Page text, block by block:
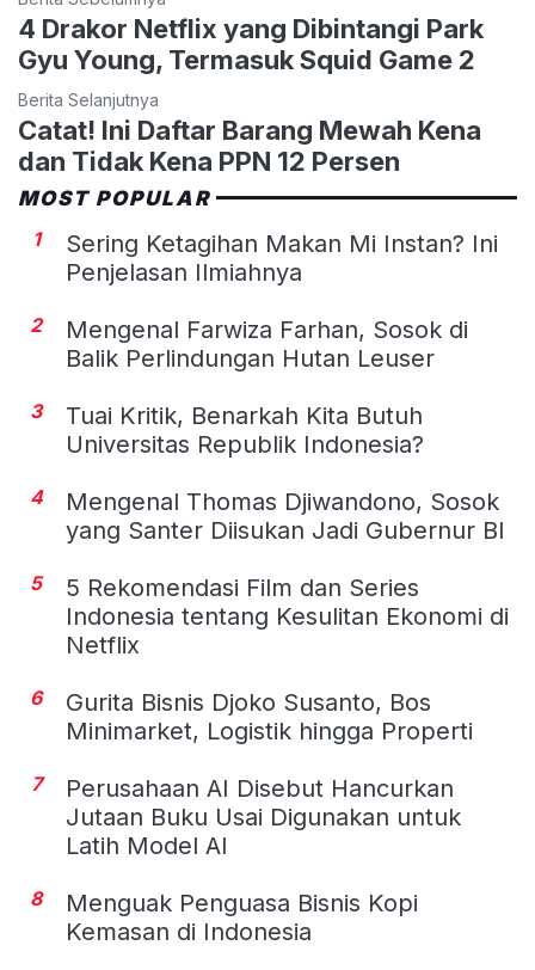
4 Drakor Netflix yang Dibintangi Park
Gyu Young, Termasuk Squid Game 2
Berita Selanjutnya
Catat! Ini Daftar Barang Mewah Kena
dan Tidak Kena PPN 12 Persen
MOST POPULAR
1
Sering Ketagihan Makan Mi Instan? Ini
Penjelasan Ilmiahnya
2
Mengenal Farwiza Farhan, Sosok di
Balik Perlindungan Hutan Leuser
3
Tuai Kritik, Benarkah Kita Butuh
Universitas Republik Indonesia?
4
Mengenal Thomas Djiwandono, Sosok
yang Santer Diisukan Jadi Gubernur BI
5
5 Rekomendasi Film dan Series
Indonesia tentang Kesulitan Ekonomi di
Netflix
6
Gurita Bisnis Djoko Susanto, Bos
Minimarket, Logistik hingga Properti
7
Perusahaan AI Disebut Hancurkan
Jutaan Buku Usai Digunakan untuk
Latih Model AI
8
Menguak Penguasa Bisnis Kopi
Kemasan di Indonesia